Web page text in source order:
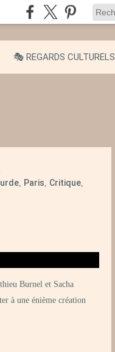
🎭 REGARDS CULTURELS
, Paris, Critique,
Burnel et Sacha
à une énième création